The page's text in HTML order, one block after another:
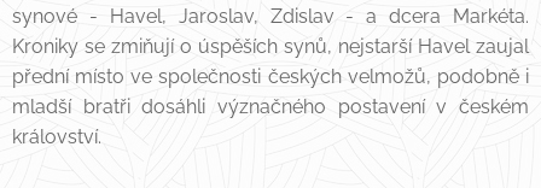
synové - Havel, Jaroslav, Zdislav - a dcera Markéta.
Kroniky se zmiňují o úspěších synů, nejstarší Havel zaujal
přední místo ve společnosti českých velmožů, podobně i
mladší bratři dosáhli význačného postavení v českém
království.